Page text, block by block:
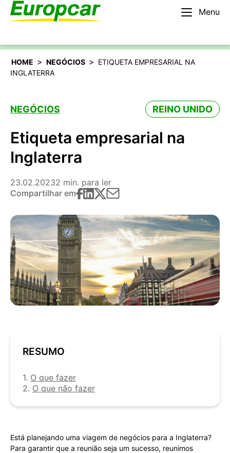
Menu
Português
HOME > NEGÓCIOS > ETIQUETA EMPRESARIAL NA
INGLATERRA
NEGÓCIOS REINO UNIDO
Etiqueta empresarial na
Inglaterra
23.02.20232 min. para ler
Compartilhar em
RESUMO
1. O que fazer
2. O que não fazer
Está planejando uma viagem de negócios para a Inglaterra?
Para garantir que a reunião seja um sucesso, reunimos